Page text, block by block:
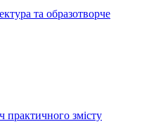
та образотворче
практичного змісту